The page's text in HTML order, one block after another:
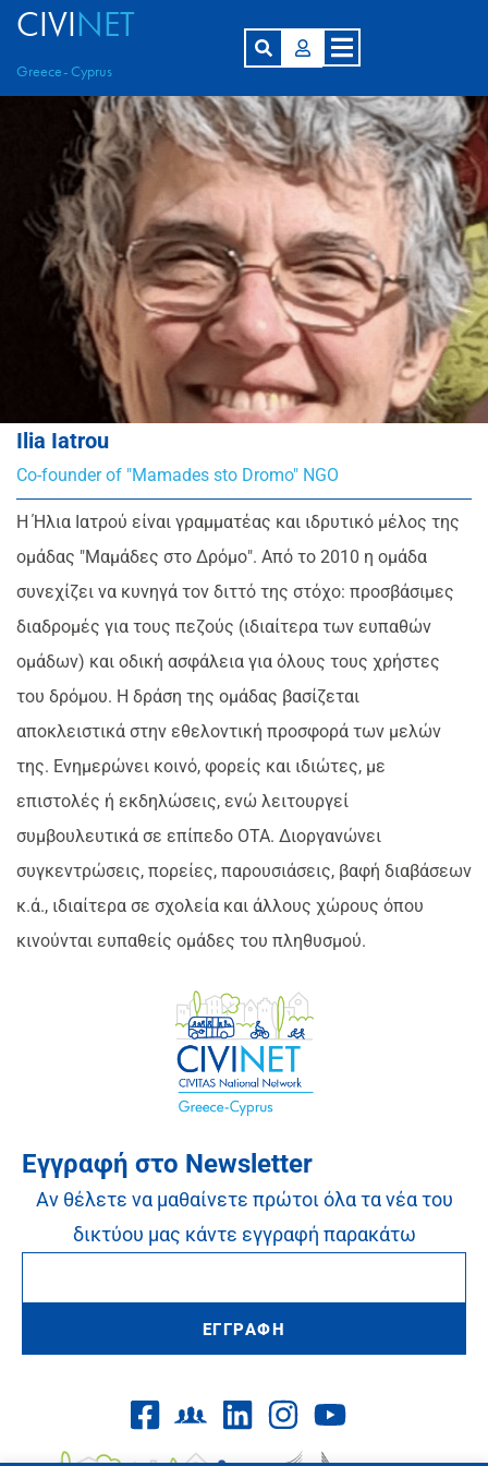
CIVINET
Greece- Cyprus
Ilia Iatrou
Co-founder of "Mamades sto Dromo" NGO
Η Ήλια Ιατρού είναι γραμματέας και ιδρυτικό μέλος της
ομάδας "Μαμάδες στο Δρόμο". Από το 2010 η ομάδα
συνεχίζει να κυνηγά τον διττό της στόχο: προσβάσιμες
διαδρομές για τους πεζούς (ιδιαίτερα των ευπαθών
ομάδων) και οδική ασφάλεια για όλους τους χρήστες
του δρόμου. Η δράση της ομάδας βασίζεται
αποκλειστικά στην εθελοντική προσφορά των μελών
της. Ενημερώνει κοινό, φορείς και ιδιώτες, με
επιστολές ή εκδηλώσεις, ενώ λειτουργεί
συμβουλευτικά σε επίπεδο ΟΤΑ. Διοργανώνει
συγκεντρώσεις, πορείες, παρουσιάσεις, βαφή διαβάσεων
κ.ά., ιδιαίτερα σε σχολεία και άλλους χώρους όπου
κινούνται ευπαθείς ομάδες του πληθυσμού.
Εγγραφή στο Newsletter
Αν θέλετε να μαθαίνετε πρώτοι όλα τα νέα του
δικτύου μας κάντε εγγραφή παρακάτω
ΕΓΓΡΑΦΗ